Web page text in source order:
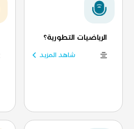
الرياضيات التطورية؟
شاهد المزيد